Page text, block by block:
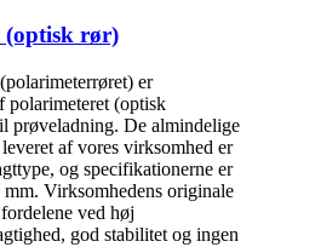
(optisk rør)
er
​​polarimeteret (optisk
prøveladning. De almindelige
leveret af vores virksomhed er
og specifikationerne er
Virksomhedens originale
ved høj
god stabilitet og ingen